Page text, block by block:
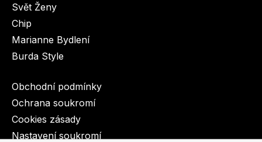
Svět Ženy
Chip
Marianne Bydlení
Burda Style
Obchodní podmínky
Ochrana soukromí
Cookies zásady
Nastavení soukromí